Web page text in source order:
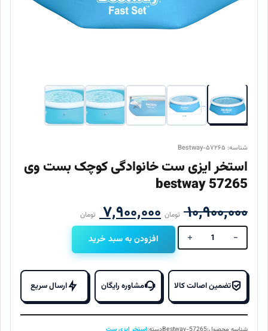
شناسه: Bestway-۵۷۲۶۵
استخر ایزی ست خانوادگی کوچک بست وی
57265 bestway
۱۰,۹۰۰,۰۰۰ تومان قیمت
اصلی
۱۰,۹۰۰,۰۰۰ تومان
بود.
۷,۹۰۰,۰۰۰ تومانقیمت
است.
ست
خانوادگی
کوچک
بست
وی
-
+ افزودن به سبد خرید
تضمین اصالت کالا مشاوره رایگان ارسال سریع